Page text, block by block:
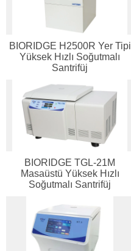
BIORIDGE H2500R Yer Tipi
Yüksek Hızlı Soğutmalı
Santrifüj
BIORIDGE TGL-21M
Masaüstü Yüksek Hızlı
Soğutmalı Santrifüj